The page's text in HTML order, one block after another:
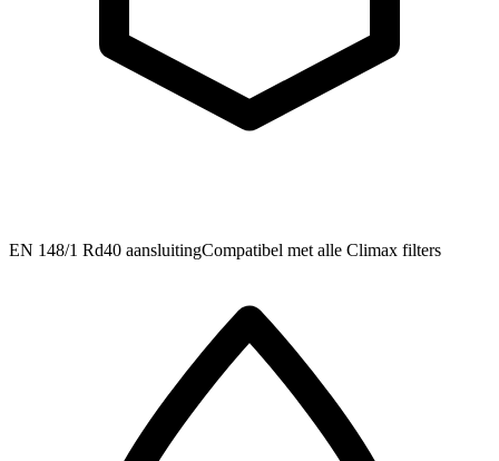
EN 148/1 Rd40 aansluitingCompatibel met alle Climax filters